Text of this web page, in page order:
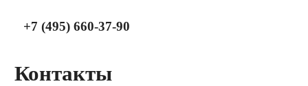
+7 (495) 660-37-90
Контакты